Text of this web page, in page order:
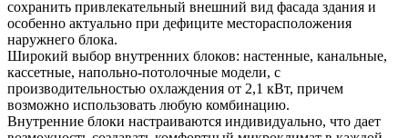
сохранить привлекательный внешний вид фасада здания и
особенно актуально при дефиците месторасположения
наружнего блока.
Широкий выбор внутренних блоков: настенные, канальные,
кассетные, напольно-потолочные модели, с
производительностью охлаждения от 2,1 кВт, причем
возможно использовать любую комбинацию.
Внутренние блоки настраиваются индивидуально, что дает